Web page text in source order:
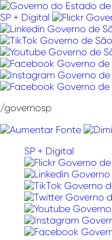
Pular
para
o
conteúdo
SP + Digital
/governosp
SP + Digital